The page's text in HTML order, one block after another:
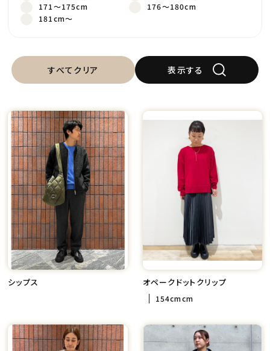
171～175cm
176～180cm
181cm～
すべてクリア 表示する
シップス オペークドットクリップ
154cmcm